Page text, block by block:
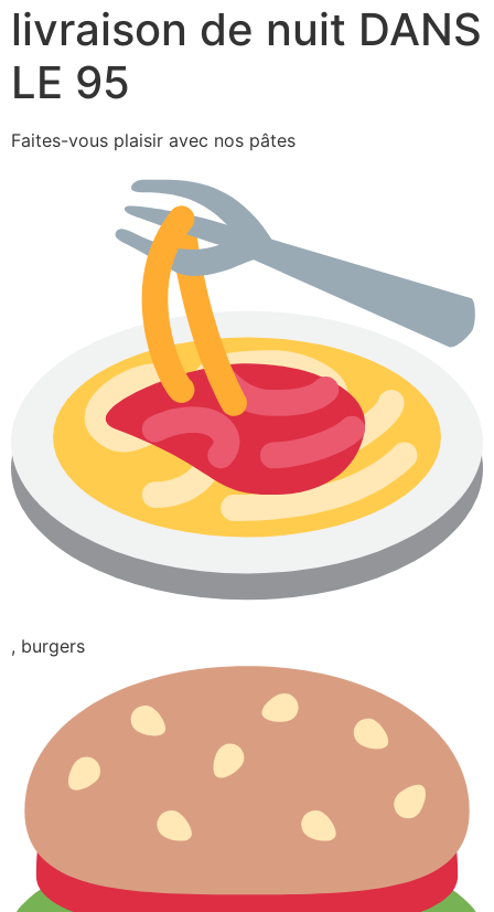
livraison de nuit DANS
LE 95
Faites-vous plaisir avec nos pâtes
, burgers